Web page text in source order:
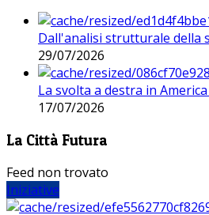
Dall'analisi strutturale della
29/07/2026
La svolta a destra in
17/07/2026
La Città Futura
Feed non trovato
Iniziative